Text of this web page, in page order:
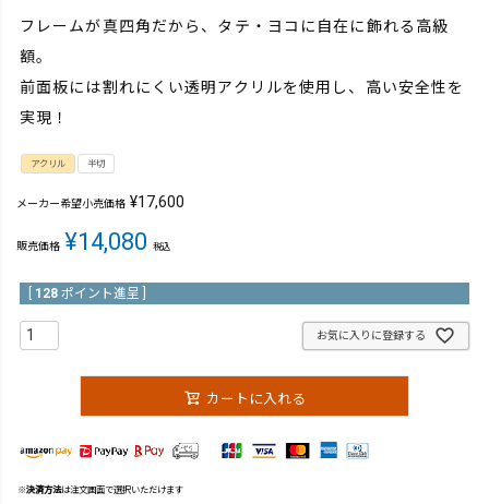
フレームが真四角だから、タテ・ヨコに自在に飾れる高級
額。
前面板には割れにくい透明アクリルを使用し、高い安全性を
実現！
アクリル 半切
メーカー希望小売価格 ¥17,600
販売価格 ¥14,080 税込
128 ポイント進呈 ]
お気に入りに登録する
カートに入れる
※決済方法は注文画面で選択いただけます